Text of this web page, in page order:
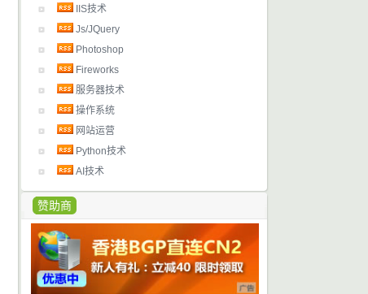
IIS技术
Js/JQuery
Photoshop
Fireworks
服务器技术
操作系统
网站运营
Python技术
AI技术
赞助商